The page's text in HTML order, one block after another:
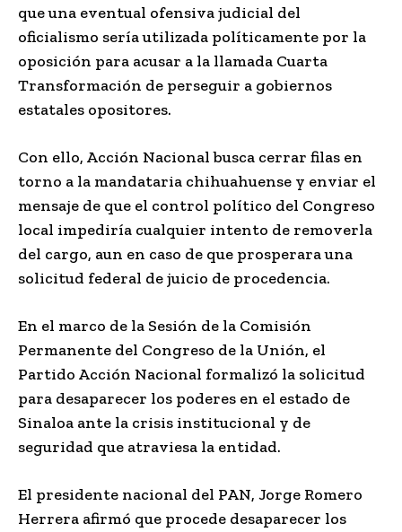
que una eventual ofensiva judicial del
oficialismo sería utilizada políticamente por la
oposición para acusar a la llamada Cuarta
Transformación de perseguir a gobiernos
estatales opositores.
Con ello, Acción Nacional busca cerrar filas en
torno a la mandataria chihuahuense y enviar el
mensaje de que el control político del Congreso
local impediría cualquier intento de removerla
del cargo, aun en caso de que prosperara una
solicitud federal de juicio de procedencia.
En el marco de la Sesión de la Comisión
Permanente del Congreso de la Unión, el
Partido Acción Nacional formalizó la solicitud
para desaparecer los poderes en el estado de
Sinaloa ante la crisis institucional y de
seguridad que atraviesa la entidad.
El presidente nacional del PAN, Jorge Romero
Herrera afirmó que procede desaparecer los